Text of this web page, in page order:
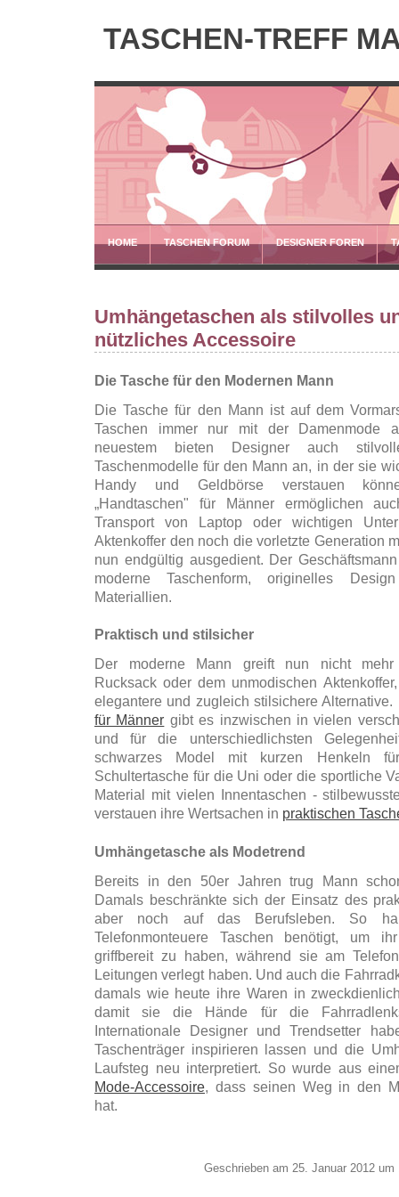
TASCHEN-TREFF
HOME TASCHEN FORUM DESIGNER FOREN
Umhängetaschen als stilvolles
nützliches Accessoire
Die Tasche für den Modernen Mann
Die Tasche für den Mann ist auf dem
Taschen immer nur mit der Damenmode
neuestem bieten Designer auch
Taschenmodelle für den Mann an, in der sie
Handy und Geldbörse verstauen
„Handtaschen" für Männer ermöglichen
Transport von Laptop oder wichtigen
Aktenkoffer den noch die vorletzte Generation
nun endgültig ausgedient. Der
moderne Taschenform, originelles
Materiallien.
Praktisch und stilsicher
Der moderne Mann greift nun nicht mehr
Rucksack oder dem unmodischen
elegantere und zugleich stilsichere
für Männer gibt es inzwischen in vielen
und für die unterschiedlichsten
schwarzes Model mit kurzen Henkeln
Schultertasche für die Uni oder die sportliche
Material mit vielen Innentaschen -
verstauen ihre Wertsachen in praktischen
Umhängetasche als Modetrend
Bereits in den 50er Jahren trug Mann
Damals beschränkte sich der Einsatz des
aber noch auf das Berufsleben. So
Telefonmonteuere Taschen benötigt, um
griffbereit zu haben, während sie am
Leitungen verlegt haben. Und auch die
damals wie heute ihre Waren in
damit sie die Hände für die
Internationale Designer und Trendsetter
Taschenträger inspirieren lassen und die
Laufsteg neu interpretiert. So wurde aus
Mode-Accessoire, dass seinen Weg in den
hat.
Geschrieben am 25. Januar 2012